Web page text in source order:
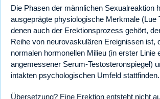
Die Phasen der männlichen Sexualreaktion
ausgeprägte physiologische Merkmale (Lue
denen auch der Erektionsprozess gehört,
Reihe von neurovaskulären Ereignissen ist,
normalen hormonellen Milieu (in erster Linie
angemessener Serum-Testosteronspiegel)
intakten psychologischen Umfeld stattfinden.
Übersetzung? Eine Erektion entsteht nicht